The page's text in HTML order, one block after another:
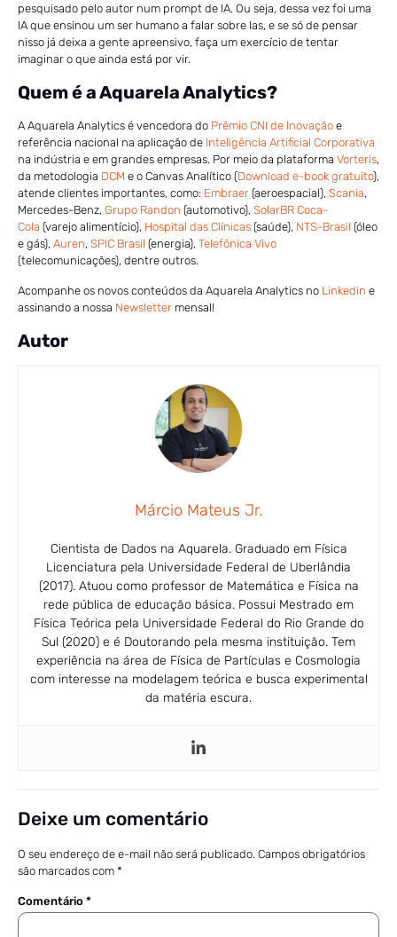
pesquisado pelo autor num prompt de IA. Ou seja, dessa vez foi uma
IA que ensinou um ser humano a falar sobre Ias, e se só de pensar
nisso já deixa a gente apreensivo, faça um exercício de tentar
imaginar o que ainda está por vir.
Quem é a Aquarela Analytics?
A Aquarela Analytics é vencedora do Prêmio CNI de Inovação e
referência nacional na aplicação de Inteligência Artificial Corporativa
na indústria e em grandes empresas. Por meio da plataforma Vorteris,
da metodologia DCM e o Canvas Analítico (Download e-book gratuito),
atende clientes importantes, como: Embraer (aeroespacial), Scania,
Mercedes-Benz, Grupo Randon (automotivo), SolarBR Coca-
Cola (varejo alimentício), Hospital das Clínicas (saúde), NTS-Brasil (óleo
e gás), Auren, SPIC Brasil (energia), Telefônica Vivo
(telecomunicações), dentre outros.
Acompanhe os novos conteúdos da Aquarela Analytics no Linkedin e
assinando a nossa Newsletter mensal!
Autor
Márcio Mateus Jr.
Cientista de Dados na Aquarela. Graduado em Física
Licenciatura pela Universidade Federal de Uberlândia
(2017). Atuou como professor de Matemática e Física na
rede pública de educação básica. Possui Mestrado em
Física Teórica pela Universidade Federal do Rio Grande do
Sul (2020) e é Doutorando pela mesma instituição. Tem
experiência na área de Física de Partículas e Cosmologia
com interesse na modelagem teórica e busca experimental
da matéria escura.
Deixe um comentário
O seu endereço de e-mail não será publicado. Campos obrigatórios
são marcados com *
Comentário *